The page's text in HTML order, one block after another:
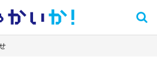
かい か！